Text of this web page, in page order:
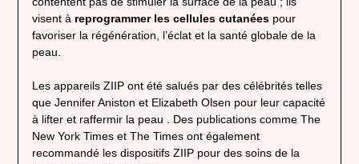
visent à reprogrammer les cellules cutanéespour
favoriser la régénération, l’éclat et la santé globale de la
peau.
Les appareils ZIIP ont été salués par des célébrités telles
que Jennifer Aniston et Elizabeth Olsen pour leur capacité
à lifter et raffermir la peau . Des publications comme The
New York Times et The Times ont également
recommandé les dispositifs ZIIP pour des soins de la